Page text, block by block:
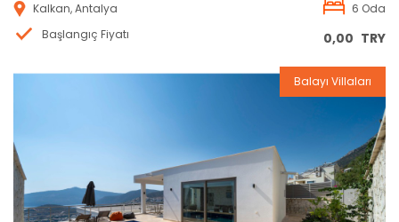
Kalkan, Antalya
6 Oda
Başlangıç Fiyatı
0,00 TRY
Rezervasyon
Balayı Villaları